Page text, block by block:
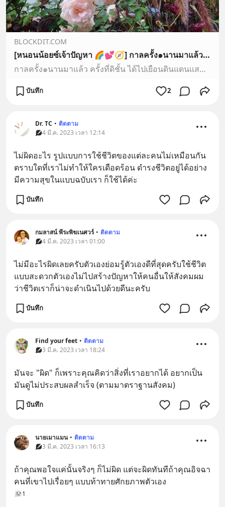
BLOCKDIT.COM
[หนอนน้อยซ์เจ้าปัญหา 🌈💕🧭] กาลครั้ง๑นานมาแล้ว ครั้งที่ดิชั้น ได้ไปเยือนดินแดนแสนฟีลกู๊ด ~ ประเทศ ‘ภูฏาน’
กาลครั้ง๑นานมาแล้ว ครั้งที่ดิชั้น ได้ไปเยือนดินแดนแสนฟีลกู๊ด ~ ประเทศ ‘ภูฏาน’
บันทึก 2
Dr. TC • ติดตาม
4 มี.ค. 2023 เวลา 12:14
ไม่ผิดอะไร รูปแบบการใช้ชีวิตของแต่ละคนไม่เหมือนกัน
ตราบใดที่เราไม่ทำให้ใครเดือดร้อน ดำรงชีวิตอยู่ได้อย่าง
มีความสุขในแบบฉบับเรา ก็ใช้ได้ค่ะ
บันทึก
กมลาสน์ พีระพิฆเนศวร์ • ติดตาม
4 มี.ค. 2023 เวลา 01:00
ไม่มีอะไรผิดเลยครับตัวเองย่อมรู้ตัวเองดีที่สุดครับใช้ชีวิต
แบบสะดวกตัวเองไม่ไปสร้างปัญหาให้คนอื่นให้สังคมผม
ว่าชีวิตเราก็น่าจะดำเนินไปด้วยดีนะครับ
บันทึก
Find your feet • ติดตาม
3 มี.ค. 2023 เวลา 18:24
มันจะ "ผิด" ก็เพราะคุณคิดว่าสิ่งที่เราอยากได้ อยากเป็น
มันดูไม่ประสบผลสำเร็จ (ตามมาตราฐานสังคม)​
บันทึก
นายเมาแมน • ติดตาม
3 มี.ค. 2023 เวลา 16:13
ถ้าคุณพอใจแค่นั้นจริงๆ ก็ไม่ผิด แต่จะผิดทันทีถ้าคุณอิจฉา
คนที่เขาไปเรื่อยๆ แบบท้าทายศักยภาพตัวเอง
1